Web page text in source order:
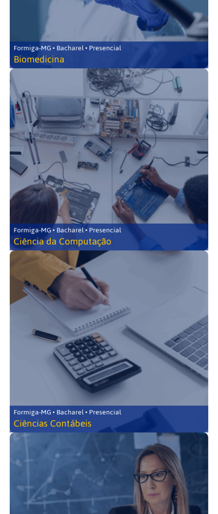
Formiga-MG • Bacharel • Presencial
Biomedicina
Formiga-MG • Bacharel • Presencial
Ciência da Computação
Formiga-MG • Bacharel • Presencial
Ciências Contábeis